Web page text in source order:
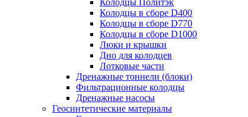
Колодцы Политэк
Колодцы в сборе D400
Колодцы в сборе D770
Колодцы в сборе D1000
Люки и крышки
Дно для колодцев
Лотковые части
Дренажные тоннели (блоки)
Фильтрационные колодцы
Дренажные насосы
Геосинтетические материалы